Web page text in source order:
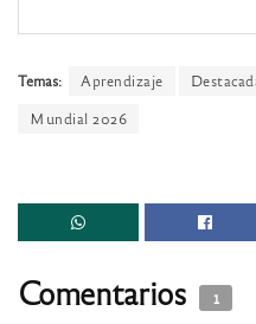
Temas: Aprendizaje
Mundial 2026
Comentarios 1